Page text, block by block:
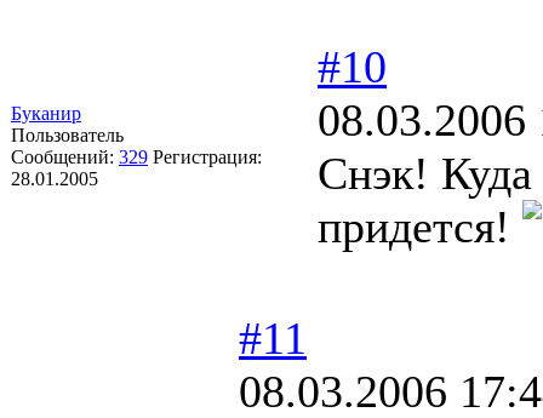
Буканир
Пользователь
Сообщений: 329 Регистрация:
28.01.2005
#10
08.03.2006
Снэк! Куда
придется!
#11
08.03.2006